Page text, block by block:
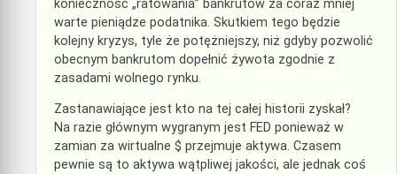
konieczność „ratowania” bankrutów za coraz mniej
warte pieniądze podatnika. Skutkiem tego będzie
kolejny kryzys, tyle że potężniejszy, niż gdyby pozwolić
obecnym bankrutom dopełnić żywota zgodnie z
zasadami wolnego rynku.
Zastanawiające jest kto na tej całej historii zyskał?
Na razie głównym wygranym jest FED ponieważ w
zamian za wirtualne $ przejmuje aktywa. Czasem
pewnie są to aktywa wątpliwej jakości, ale jednak coś